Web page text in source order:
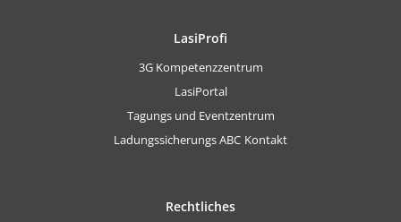
LasiProfi
3G Kompetenzzentrum
LasiPortal
Tagungs und Eventzentrum
Ladungssicherungs ABC Kontakt
Rechtliches